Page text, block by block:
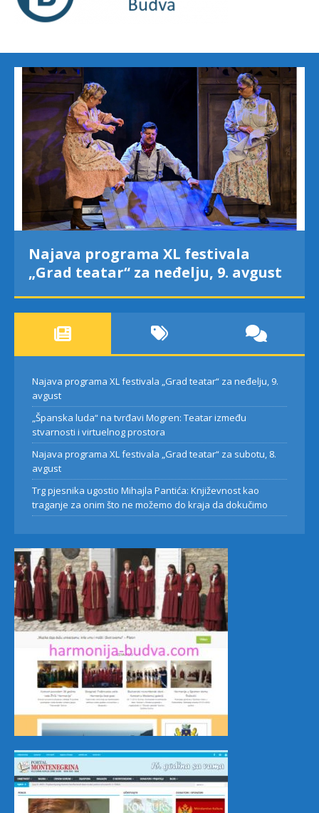
Najava programa XL festivala
„Grad teatar“ za neđelju, 9. avgust
Najava programa XL festivala „Grad teatar“ za neđelju, 9.
avgust
„Španska luda“ na tvrđavi Mogren: Teatar između
stvarnosti i virtuelnog prostora
Najava programa XL festivala „Grad teatar“ za subotu, 8.
avgust
Trg pjesnika ugostio Mihajla Pantića: Književnost kao
traganje za onim što ne možemo do kraja da dokučimo